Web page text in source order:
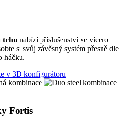
trhu nabízí příslušenství ve vícero
si svůj závěsný systém přesně dle
háčku.
v 3D konfigurátoru
Fortis